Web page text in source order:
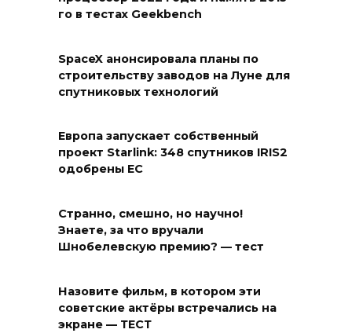
го в тестах Geekbench
SpaceX анонсировала планы по
строительству заводов на Луне для
спутниковых технологий
Европа запускает собственный
проект Starlink: 348 спутников IRIS2
одобрены ЕС
Странно, смешно, но научно!
Знаете, за что вручали
Шнобелевскую премию? — тест
Назовите фильм, в котором эти
советские актёры встречались на
экране — ТЕСТ